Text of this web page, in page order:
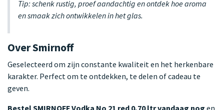
Tip: schenk rustig, proef aandachtig en ontdek hoe aroma
en smaak zich ontwikkelen in het glas.
Over Smirnoff
Geselecteerd om zijn constante kwaliteit en het herkenbare
karakter. Perfect om te ontdekken, te delen of cadeau te
geven.
Bestel SMIRNOFF Vodka No 21 red 0,70 ltr vandaag nog en